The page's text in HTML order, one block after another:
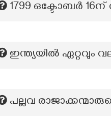
1799 ഒക്ടോബർ 16ന്
ഇന്ത്യയിൽ ഏറ്റവും
പല്ലവ